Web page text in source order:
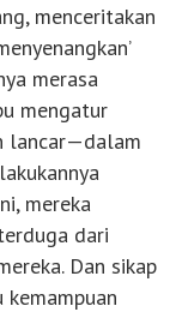
menceritakan
merasa
mengatur
lancar—dalam
mereka
dari
Dan sikap